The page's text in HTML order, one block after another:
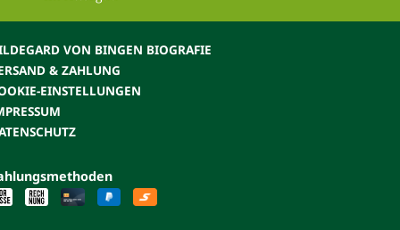
VON BINGEN BIOGRAFIE
& ZAHLUNG
EINSTELLUNGEN